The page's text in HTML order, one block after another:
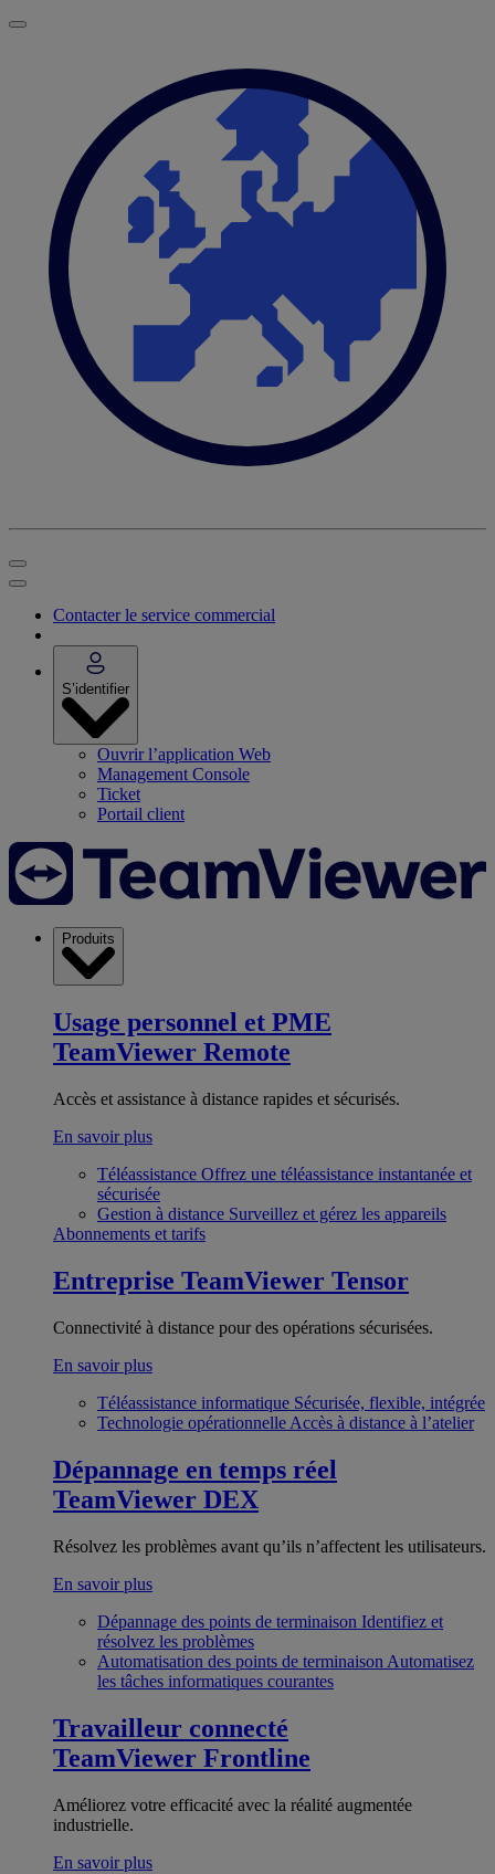
Contacter le service commercial
S’identifier
Ouvrir l’application Web
Management Console
Ticket
Portail client
Produits
Usage personnel et PME
TeamViewer Remote
Accès et assistance à distance rapides et sécurisés.
En savoir plus
Téléassistance Offrez une téléassistance instantanée et
sécurisée
Gestion à distance Surveillez et gérez les appareils
Abonnements et tarifs
Entreprise TeamViewer Tensor
Connectivité à distance pour des opérations sécurisées.
En savoir plus
Téléassistance informatique Sécurisée, flexible, intégrée
Technologie opérationnelle Accès à distance à l’atelier
Dépannage en temps réel
TeamViewer DEX
Résolvez les problèmes avant qu’ils n’affectent les utilisateurs.
En savoir plus
Dépannage des points de terminaison Identifiez et
résolvez les problèmes
Automatisation des points de terminaison Automatisez
les tâches informatiques courantes
Travailleur connecté
TeamViewer Frontline
Améliorez votre efficacité avec la réalité augmentée
industrielle.
En savoir plus